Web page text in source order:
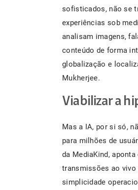
sofisticados, não se
experiências sob
analisam imagens,
conteúdo de forma
globalização e
Mukherjee.
Viabilizar a
Mas a IA, por si só,
para milhões de
da MediaKind,
transmissões ao vivo
simplicidade